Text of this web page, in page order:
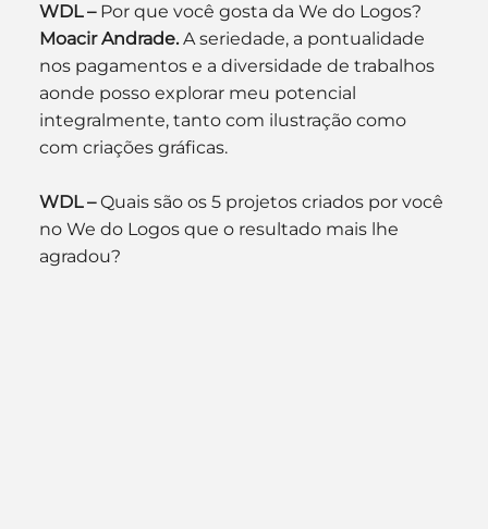
WDL – Por que você gosta da We do Logos?
Moacir Andrade. A seriedade, a pontualidade
nos pagamentos e a diversidade de trabalhos
aonde posso explorar meu potencial
integralmente, tanto com ilustração como
com criações gráficas.
WDL – Quais são os 5 projetos criados por você
no We do Logos que o resultado mais lhe
agradou?